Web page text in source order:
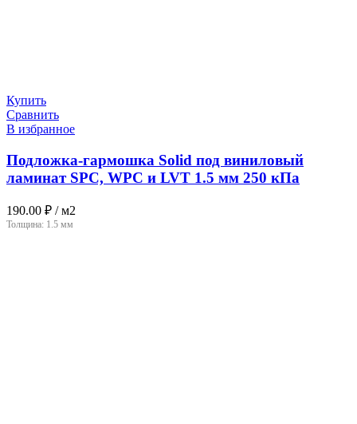
Купить
Сравнить
В избранное
Подложка-гармошка Solid под виниловый
ламинат SPC, WPC и LVT 1.5 мм 250 кПа
190.00 ₽ / м2
Толщина: 1.5 мм